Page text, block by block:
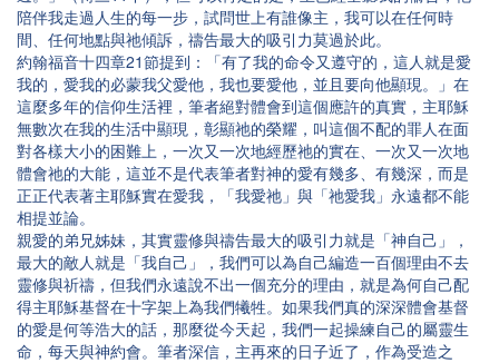
陪伴我走過人生的每一步，試問世上有誰像主，我可以在任何時
間、任何地點與祂傾訴，禱告最大的吸引力莫過於此。
約翰福音十四章21節提到：「有了我的命令又遵守的，這人就是愛
我的，愛我的必蒙我父愛他，我也要愛他，並且要向他顯現。」在
這麼多年的信仰生活裡，筆者絕對體會到這個應許的真實，主耶穌
無數次在我的生活中顯現，彰顯祂的榮耀，叫這個不配的罪人在面
對各樣大小的困難上，一次又一次地經歷祂的實在、一次又一次地
體會祂的大能，這並不是代表筆者對神的愛有幾多、有幾深，而是
正正代表著主耶穌實在愛我，「我愛祂」與「祂愛我」永遠都不能
相提並論。
親愛的弟兄姊妹，其實靈修與禱告最大的吸引力就是「神自己」，
最大的敵人就是「我自己」，我們可以為自己編造一百個理由不去
靈修與祈禱，但我們永遠說不出一個充分的理由，就是為何自己配
得主耶穌基督在十字架上為我們犧牲。如果我們真的深深體會基督
的愛是何等浩大的話，那麼從今天起，我們一起操練自己的屬靈生
命，每天與神約會。筆者深信，主再來的日子近了，作為受造之